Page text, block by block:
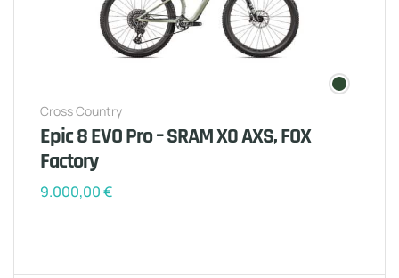
Cross Country
Epic 8 EVO Pro – SRAM X0 AXS, FOX
Factory
9.000,00€